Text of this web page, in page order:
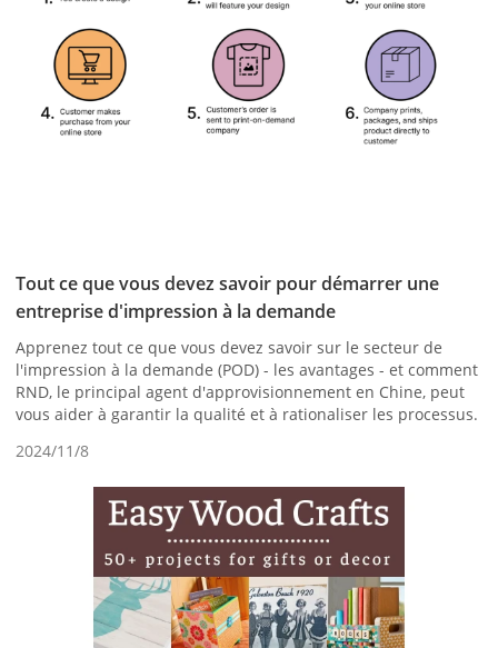
Tout ce que vous devez savoir pour démarrer une
entreprise d'impression à la demande
Apprenez tout ce que vous devez savoir sur le secteur de
l'impression à la demande (POD) - les avantages - et comment
RND, le principal agent d'approvisionnement en Chine, peut
vous aider à garantir la qualité et à rationaliser les processus.
2024/11/8